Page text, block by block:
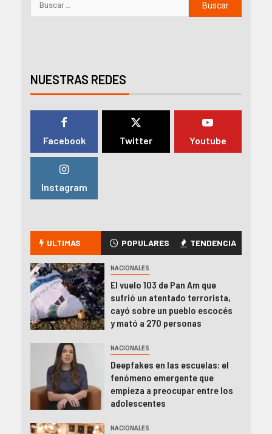
NUESTRAS REDES
Facebook Twitter Youtube
Instagram
ULTIMAS POPULARES TENDENCIA
NACIONALES
El vuelo 103 de Pan Am que
sufrió un atentado terrorista,
cayó sobre un pueblo escocés
y mató a 270 personas
NACIONALES
Deepfakes en las escuelas: el
fenómeno emergente que
empieza a preocupar entre los
adolescentes
NACIONALES